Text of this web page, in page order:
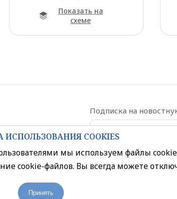
Показать на
схеме
Подписка на
Даю согласие на
торгового центра
COOKIES
мы используем файлы
cookie-файлов. Вы всегда можете
Принять